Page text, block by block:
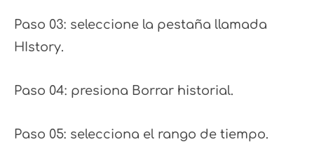
Paso 03: seleccione la pestaña llamada
HIstory.
Paso 04: presiona Borrar historial.
Paso 05: selecciona el rango de tiempo.